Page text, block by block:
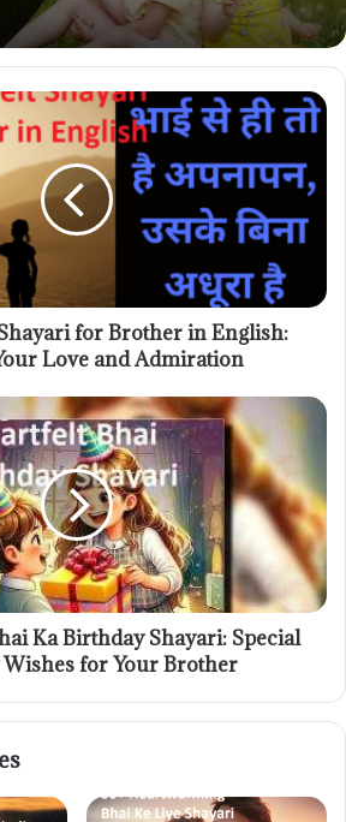
for Brother in English:
Love and Admiration
Ka Birthday Shayari: Special
for Your Brother